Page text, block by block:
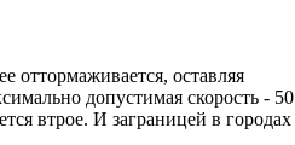
оттормаживается, оставляя
допустимая скорость - 50
втрое. И заграницей в городах